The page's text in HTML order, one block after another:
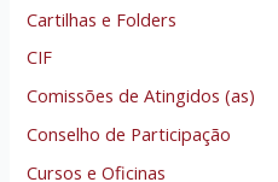
Cartilhas e Folders
CIF
Comissões de Atingidos (as)
Conselho de Participação
Cursos e Oficinas